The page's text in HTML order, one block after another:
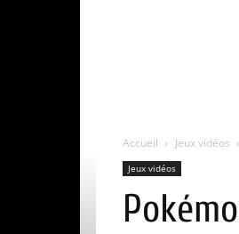
Accueil Jeux vidéos
Jeux vidéos